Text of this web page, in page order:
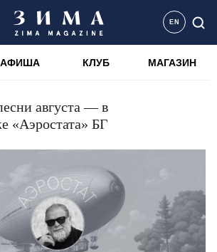
EN
АФИША КЛУБ МАГАЗИН
августа — в
«Аэростата» БГ